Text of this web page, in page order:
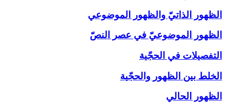
الظهور الذاتيّ والظهور الموضوعي
الظهور الموضوعيّ في عصر النصّ
التفصيلات في الحجّية
الخلط بين الظهور والحجّية
الظهور الحالي